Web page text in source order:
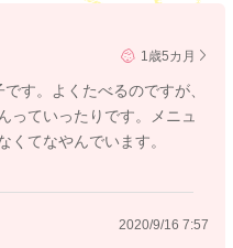
1歳5カ月
す。よくたべるのですが、
っていったりです。メニュ
くてなやんでいます。
2020/9/16 7:57